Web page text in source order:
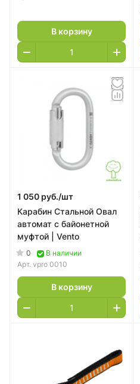
В корзину
1 050 руб./шт
Карабин Стальной Овал
автомат с байонетной
муфтой | Vento
0
В наличии
Арт. vpro 0010
В корзину